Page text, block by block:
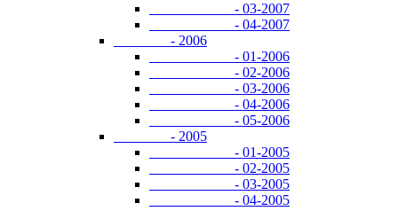
- 03-2007
- 04-2007
- 2006
- 01-2006
- 02-2006
- 03-2006
- 04-2006
- 05-2006
- 2005
- 01-2005
- 02-2005
- 03-2005
- 04-2005